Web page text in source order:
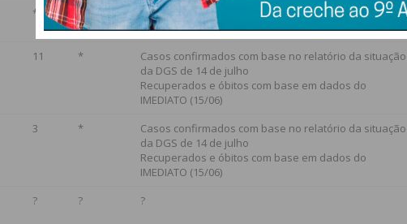
* *
Casos confirmados com base no relatório da situação
da DGS de 14 de julho
11 *
Casos confirmados com base no relatório da situação
da DGS de 14 de julho
Recuperados e óbitos com base em dados do
IMEDIATO (15/06)
3 *
Casos confirmados com base no relatório da situação
da DGS de 14 de julho
Recuperados e óbitos com base em dados do
IMEDIATO (15/06)
? ? ?